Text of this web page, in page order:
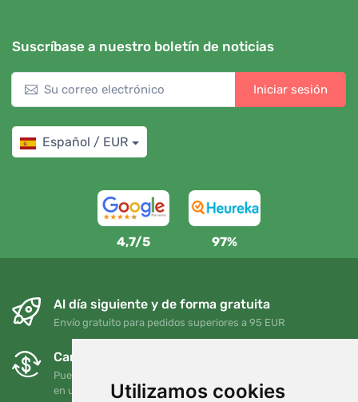
Utilizamos cookies
Suscríbase a nuestro boletín de noticias
Iniciar sesión
Español / EUR
4,7/5 97%
Al día siguiente y de forma gratuita
Envío gratuito para pedidos superiores a 95 EUR
Cambios y devoluciones gratuitos
Puede devolver o cambiar su pedido en cualquier momento
en un plazo de 90 días